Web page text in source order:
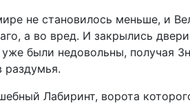
не становилось меньше, и
а во вред. И закрылись
были недовольны, получая
раздумья.
Лабиринт, ворота